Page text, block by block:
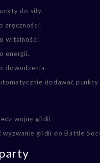
do siły.
zręczności.
witalności.
energii.
dowodzenia.
dodawać
wojnę gildii
wyzwanie gildii do Battle